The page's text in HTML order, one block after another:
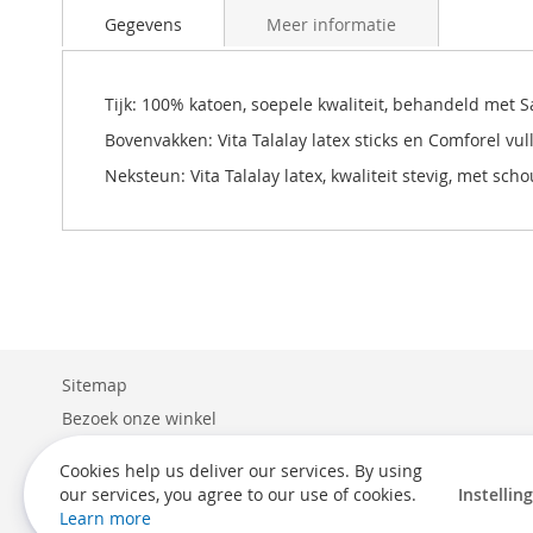
begin
afbeeldingen-
gallerij
Gegevens
Tijk: 100% katoen, soepele kwaliteit, behandeld met
Bovenvakken: Vita Talalay latex sticks en Comforel
Neksteun: Vita Talalay latex, kwaliteit stevig, met
Meer informatie
Sitemap
Bezoek onze winkel
Retouren
Algemene voorwaarden
Cookies help us deliver our services. By using
our services, you agree to our use of cookies.
Learn more